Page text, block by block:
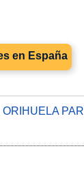
en España